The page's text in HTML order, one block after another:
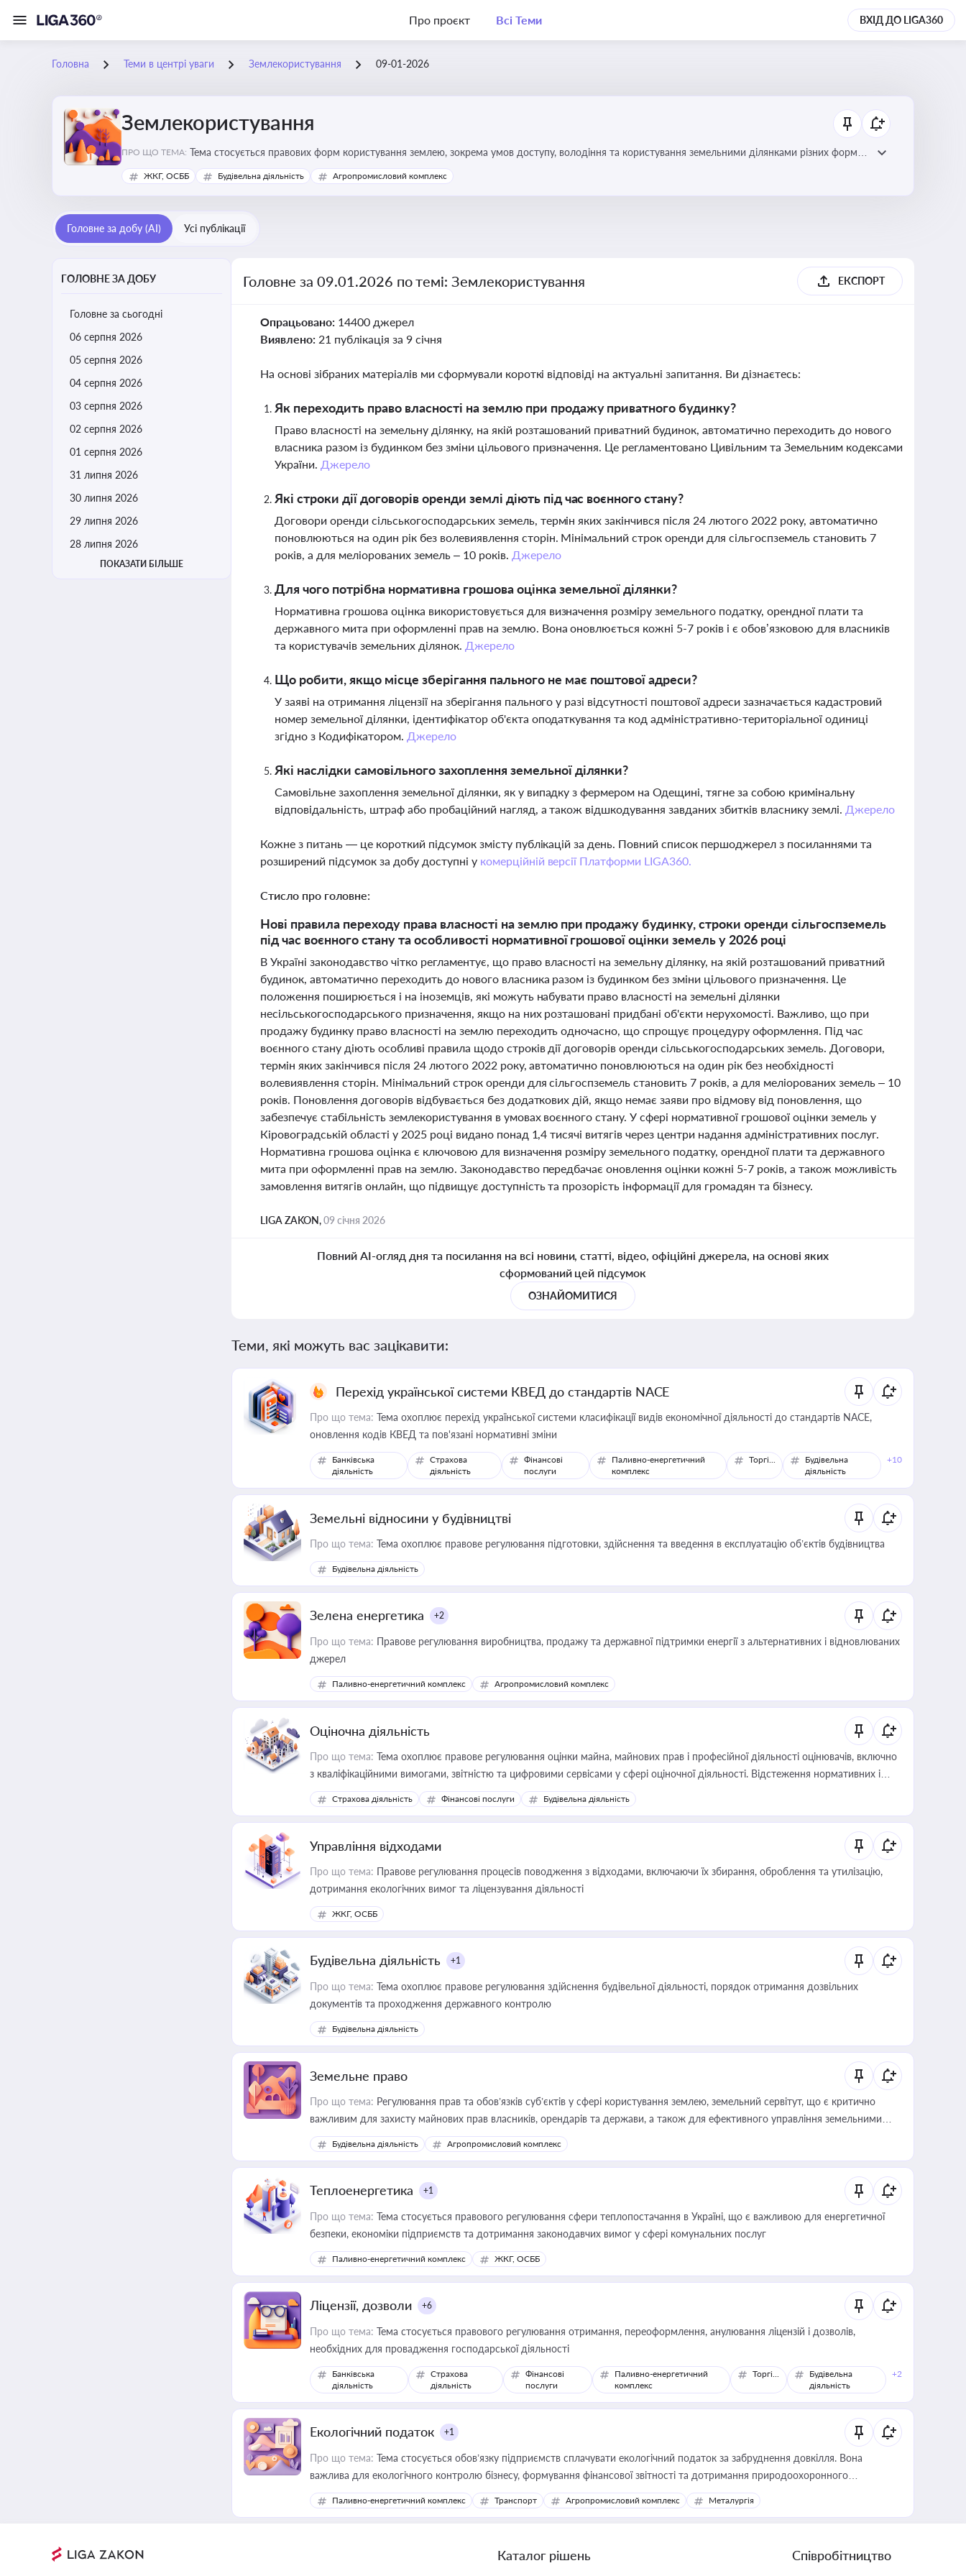
Про проєкт Всі Теми ВХІД ДО LIGA360
Головна Теми в центрі уваги Землекористування 09-01-2026
Землекористування
ПРО ЩО ТЕМА: Тема стосується правових форм користування землею, зокрема умов доступу, володіння та користування земельними ділянками різних форм
власності
ЖКГ, ОСББ Будівельна діяльність Агропромисловий комплекс
Головне за добу (AI) Усі публікації
ГОЛОВНЕ ЗА ДОБУ
Головне за сьогодні
06 серпня 2026
05 серпня 2026
04 серпня 2026
03 серпня 2026
02 серпня 2026
01 серпня 2026
31 липня 2026
30 липня 2026
29 липня 2026
28 липня 2026
ПОКАЗАТИ БІЛЬШЕ
Головне за 09.01.2026 по темі: Землекористування ЕКСПОРТ
Опрацьовано: 14400 джерел
Виявлено: 21 публікація за 9 січня
На основі зібраних матеріалів ми сформували короткі відповіді на актуальні запитання. Ви дізнаєтесь:
Як переходить право власності на землю при продажу приватного будинку?
Право власності на земельну ділянку, на якій розташований приватний будинок, автоматично переходить до нового
власника разом із будинком без зміни цільового призначення. Це регламентовано Цивільним та Земельним кодексами
України. Джерело
Які строки дії договорів оренди землі діють під час воєнного стану?
Договори оренди сільськогосподарських земель, термін яких закінчився після 24 лютого 2022 року, автоматично
поновлюються на один рік без волевиявлення сторін. Мінімальний строк оренди для сільгоспземель становить 7
років, а для меліорованих земель – 10 років. Джерело
Для чого потрібна нормативна грошова оцінка земельної ділянки?
Нормативна грошова оцінка використовується для визначення розміру земельного податку, орендної плати та
державного мита при оформленні прав на землю. Вона оновлюється кожні 5-7 років і є обов’язковою для власників
та користувачів земельних ділянок. Джерело
Що робити, якщо місце зберігання пального не має поштової адреси?
У заяві на отримання ліцензії на зберігання пального у разі відсутності поштової адреси зазначається кадастровий
номер земельної ділянки, ідентифікатор об'єкта оподаткування та код адміністративно-територіальної одиниці
згідно з Кодифікатором. Джерело
Які наслідки самовільного захоплення земельної ділянки?
Самовільне захоплення земельної ділянки, як у випадку з фермером на Одещині, тягне за собою кримінальну
відповідальність, штраф або пробаційний нагляд, а також відшкодування завданих збитків власнику землі. Джерело
Кожне з питань — це короткий підсумок змісту публікацій за день. Повний список першоджерел з посиланнями та
розширений підсумок за добу доступні у комерційній версії Платформи LIGA360.
Стисло про головне:
Нові правила переходу права власності на землю при продажу будинку, строки оренди сільгоспземель
під час воєнного стану та особливості нормативної грошової оцінки земель у 2026 році
В Україні законодавство чітко регламентує, що право власності на земельну ділянку, на якій розташований приватний
будинок, автоматично переходить до нового власника разом із будинком без зміни цільового призначення. Це
положення поширюється і на іноземців, які можуть набувати право власності на земельні ділянки
несільськогосподарського призначення, якщо на них розташовані придбані об'єкти нерухомості. Важливо, що при
продажу будинку право власності на землю переходить одночасно, що спрощує процедуру оформлення. Під час
воєнного стану діють особливі правила щодо строків дії договорів оренди сільськогосподарських земель. Договори,
термін яких закінчився після 24 лютого 2022 року, автоматично поновлюються на один рік без необхідності
волевиявлення сторін. Мінімальний строк оренди для сільгоспземель становить 7 років, а для меліорованих земель – 10
років. Поновлення договорів відбувається без додаткових дій, якщо немає заяви про відмову від поновлення, що
забезпечує стабільність землекористування в умовах воєнного стану. У сфері нормативної грошової оцінки земель у
Кіровоградській області у 2025 році видано понад 1,4 тисячі витягів через центри надання адміністративних послуг.
Нормативна грошова оцінка є ключовою для визначення розміру земельного податку, орендної плати та державного
мита при оформленні прав на землю. Законодавство передбачає оновлення оцінки кожні 5-7 років, а також можливість
замовлення витягів онлайн, що підвищує доступність та прозорість інформації для громадян та бізнесу.
LIGA ZAKON,09 січня 2026
Повний AI-огляд дня та посилання на всі новини, статті, відео, офіційні джерела, на основі яких
сформований цей підсумок
ОЗНАЙОМИТИСЯ
Теми, які можуть вас зацікавити:
Перехід української системи КВЕД до стандартів NACE
Про що тема: Тема охоплює перехід української системи класифікації видів економічної діяльності до стандартів NACE,
оновлення кодів КВЕД та пов'язані нормативні зміни
Банківська
діяльність
Страхова
діяльність
Фінансові
послуги
Паливно-енергетичний
комплекс
Торгівля
Будівельна
діяльність
+10
Земельні відносини у будівництві
Про що тема: Тема охоплює правове регулювання підготовки, здійснення та введення в експлуатацію об’єктів будівництва
Будівельна діяльність
Зелена енергетика +2
Про що тема: Правове регулювання виробництва, продажу та державної підтримки енергії з альтернативних і відновлюваних
джерел
Паливно-енергетичний комплекс Агропромисловий комплекс
Оціночна діяльність
Про що тема: Тема охоплює правове регулювання оцінки майна, майнових прав і професійної діяльності оцінювачів, включно
з кваліфікаційними вимогами, звітністю та цифровими сервісами у сфері оціночної діяльності. Відстеження нормативних і
медійних змін у цій сфері корисне для власника бізнесу, керівника, юриста або бухгалтера під час оподаткування,
приватизації, оренди державного майна, корпоративних угод і перевірки статусу суб'єктів оціночної діяльності
Страхова діяльність Фінансові послуги Будівельна діяльність
Управління відходами
Про що тема: Правове регулювання процесів поводження з відходами, включаючи їх збирання, оброблення та утилізацію,
дотримання екологічних вимог та ліцензування діяльності
ЖКГ, ОСББ
Будівельна діяльність +1
Про що тема: Тема охоплює правове регулювання здійснення будівельної діяльності, порядок отримання дозвільних
документів та проходження державного контролю
Будівельна діяльність
Земельне право
Про що тема: Регулювання прав та обов’язків суб’єктів у сфері користування землею, земельний сервітут, що є критично
важливим для захисту майнових прав власників, орендарів та держави, а також для ефективного управління земельними
ресурсами
Будівельна діяльність Агропромисловий комплекс
Теплоенергетика +1
Про що тема: Тема стосується правового регулювання сфери теплопостачання в Україні, що є важливою для енергетичної
безпеки, економіки підприємств та дотримання законодавчих вимог у сфері комунальних послуг
Паливно-енергетичний комплекс ЖКГ, ОСББ
Ліцензії, дозволи +6
Про що тема: Тема стосується правового регулювання отримання, переоформлення, анулювання ліцензій і дозволів,
необхідних для провадження господарської діяльності
Банківська
діяльність
Страхова
діяльність
Фінансові
послуги
Паливно-енергетичний
комплекс
Торгівля
Будівельна
діяльність
+2
Екологічний податок +1
Про що тема: Тема стосується обов’язку підприємств сплачувати екологічний податок за забруднення довкілля. Вона
важлива для екологічного контролю бізнесу, формування фінансової звітності та дотримання природоохоронного
законодавства
Паливно-енергетичний комплекс Транспорт Агропромисловий комплекс Металургія
Каталог рішень Співробітництво